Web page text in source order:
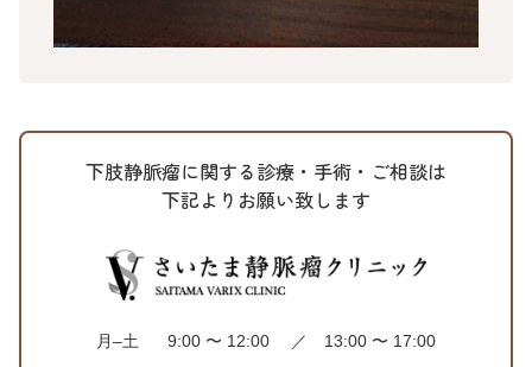
下肢静脈瘤に関する診療・手術・ご相談は
下記よりお願い致します
月–土
9:00 〜 12:00 ／ 13:00 〜 17:00